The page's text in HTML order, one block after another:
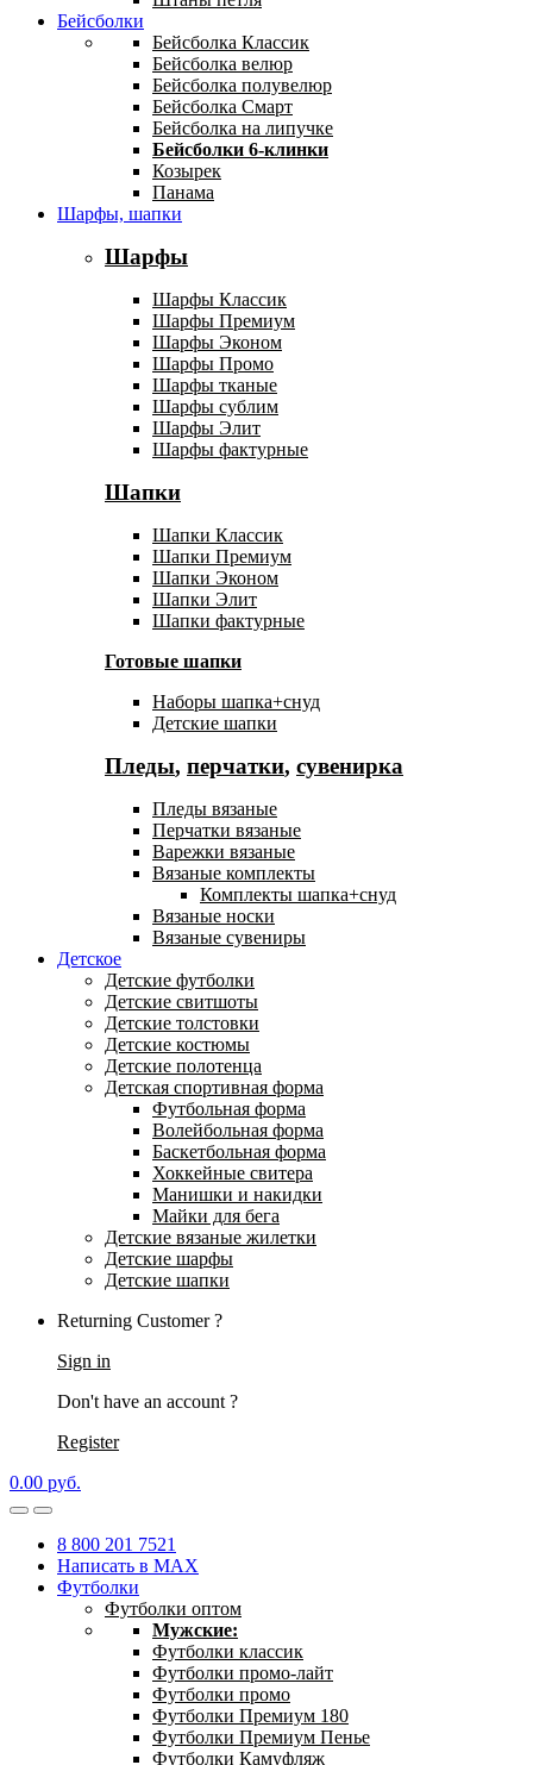
Бейсболки
Бейсболка Классик
Бейсболка велюр
Бейсболка полувелюр
Бейсболка Смарт
Бейсболка на липучке
Бейсболки 6-клинки
Козырек
Панама
Шарфы, шапки
Шарфы
Шарфы Классик
Шарфы Премиум
Шарфы Эконом
Шарфы Промо
Шарфы тканые
Шарфы сублим
Шарфы Элит
Шарфы фактурные
Шапки
Шапки Классик
Шапки Премиум
Шапки Эконом
Шапки Элит
Шапки фактурные
Готовые шапки
Наборы шапка+снуд
Детские шапки
Пледы, перчатки, сувенирка
Пледы вязаные
Перчатки вязаные
Варежки вязаные
Вязаные комплекты
Комплекты шапка+снуд
Вязаные носки
Вязаные сувениры
Детское
Детские футболки
Детские свитшоты
Детские толстовки
Детские костюмы
Детские полотенца
Детская спортивная форма
Футбольная форма
Волейбольная форма
Баскетбольная форма
Хоккейные свитера
Манишки и накидки
Майки для бега
Детские вязаные жилетки
Детские шарфы
Детские шапки
Returning Customer ?
Sign in
Don't have an account ?
Register
0.00 руб.
8 800 201 7521
Написать в MAX
Футболки
Футболки оптом
Мужские:
Футболки классик
Футболки промо-лайт
Футболки промо
Футболки Премиум 180
Футболки Премиум Пенье
Футболки Камуфляж